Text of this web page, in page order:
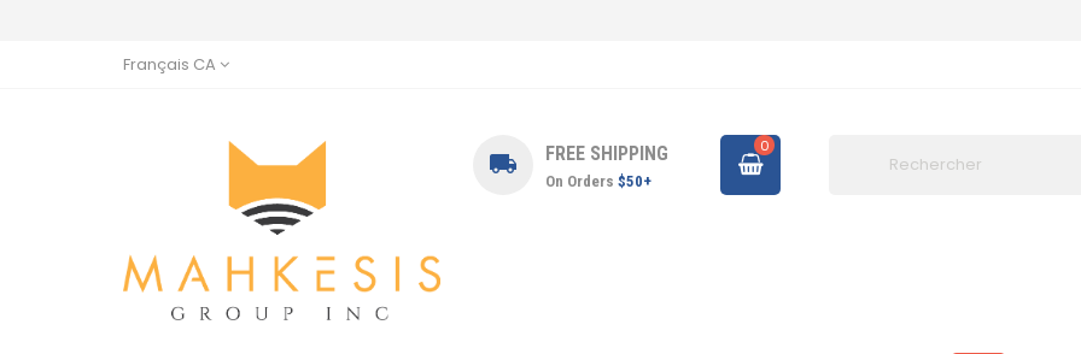
Français CA
 FREE SHIPPING
On Orders $50+
0